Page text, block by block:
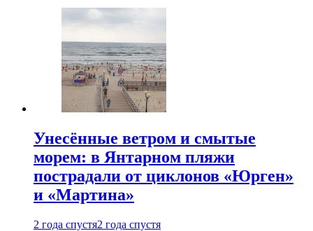
Унесённые ветром и смытые
морем: в Янтарном пляжи
пострадали от циклонов «Юрген»
и «Мартина»
2 года спустя2 года спустя